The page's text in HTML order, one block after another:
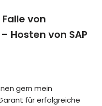
von
Hosten von SAP
gern mein
für erfolgreiche